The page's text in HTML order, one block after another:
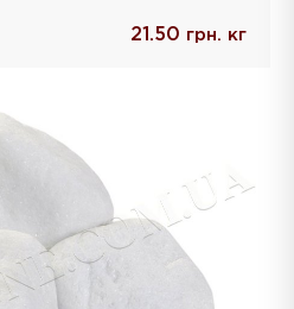
21.50 грн. кг